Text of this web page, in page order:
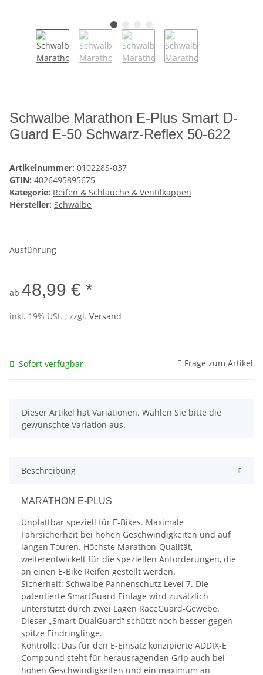
Schwalbe Marathon E-Plus Smart D-
Guard E-50 Schwarz-Reflex 50-622
Artikelnummer: 010228S-037
GTIN: 4026495895675
Kategorie: Reifen & Schläuche & Ventilkappen
Hersteller: Schwalbe
Ausführung
ab 48,99 € *
inkl. 19% USt. , zzgl. Versand
Sofort verfügbar Frage zum Artikel
x
Dieser Artikel hat Variationen. Wählen Sie bitte die
gewünschte Variation aus.
Beschreibung
MARATHON E-PLUS
Unplattbar speziell für E-Bikes. Maximale
Fahrsicherheit bei hohen Geschwindigkeiten und auf
langen Touren. Höchste Marathon-Qualität,
weiterentwickelt für die speziellen Anforderungen, die
an einen E-Bike Reifen gestellt werden.
Sicherheit: Schwalbe Pannenschutz Level 7. Die
patentierte SmartGuard Einlage wird zusätzlich
unterstützt durch zwei Lagen RaceGuard-Gewebe.
Dieser „Smart-DualGuard“ schützt noch besser gegen
spitze Eindringlinge.
Kontrolle: Das für den E-Einsatz konzipierte ADDIX-E
Compound steht für herausragenden Grip auch bei
hohen Geschwindigkeiten und ein maximum an